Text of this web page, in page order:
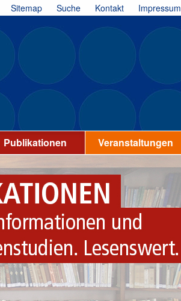
Sitemap Suche Kontakt Impressum
Publikationen Veranstaltungen